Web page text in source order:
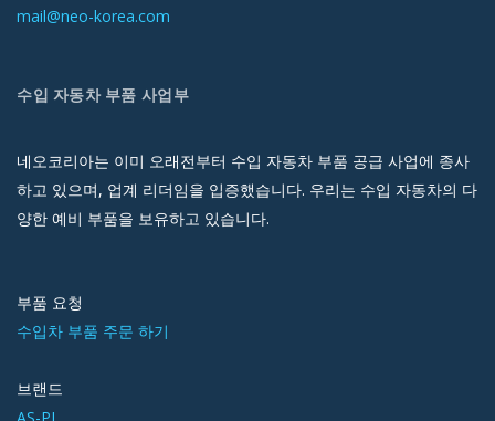
mail@neo-korea.com
수입 자동차 부품 사업부
네오코리아는 이미 오래전부터 수입 자동차 부품 공급 사업에 종사
하고 있으며, 업계 리더임을 입증했습니다. 우리는 수입 자동차의 다
양한 예비 부품을 보유하고 있습니다.
부품 요청
수입차 부품 주문 하기
브랜드